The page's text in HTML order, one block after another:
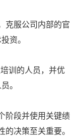
克服公司内部的官
资。
训的人员，并优
。
阶段并使用关键绩
决策至关重要。